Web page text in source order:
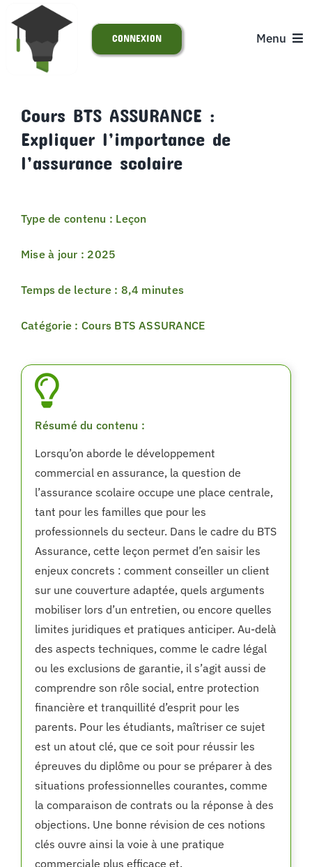
Passer
contenu
Menu
S’INSCRIRE
SUPPORT
CONNEXION
Cours BTS ASSURANCE :
Expliquer l’importance de
l’assurance scolaire
Type de contenu : Leçon
Mise à jour : 2025
Temps de lecture : 8,4 minutes
Catégorie : Cours BTS ASSURANCE
Résumé du contenu :
Lorsqu’on aborde le développement
commercial en assurance, la question de
l’assurance scolaire occupe une place centrale,
tant pour les familles que pour les
professionnels du secteur. Dans le cadre du BTS
Assurance, cette leçon permet d’en saisir les
enjeux concrets : comment conseiller un client
sur une couverture adaptée, quels arguments
mobiliser lors d’un entretien, ou encore quelles
limites juridiques et pratiques anticiper. Au-delà
des aspects techniques, comme le cadre légal
ou les exclusions de garantie, il s’agit aussi de
comprendre son rôle social, entre protection
financière et tranquillité d’esprit pour les
parents. Pour les étudiants, maîtriser ce sujet
est un atout clé, que ce soit pour réussir les
épreuves du diplôme ou pour se préparer à des
situations professionnelles courantes, comme
la comparaison de contrats ou la réponse à des
objections. Une bonne révision de ces notions
clés ouvre ainsi la voie à une pratique
commerciale plus efficace et.